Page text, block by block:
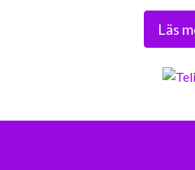
Läs
verksamheter. Vi
vardagen och är en del av
transportnätet och ett